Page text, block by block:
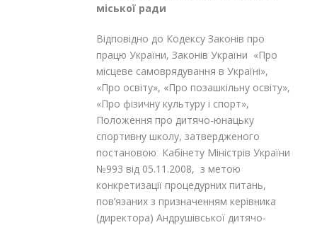
міської ради
Відповідно до Кодексу Законів про
працю України, Законів України «Про
місцеве самоврядування в Україні»,
«Про освіту», «Про позашкільну освіту»,
«Про фізичну культуру і спорт»,
Положення про дитячо-юнацьку
спортивну школу, затвердженого
постановою Кабінету Міністрів України
№993 від 05.11.2008, з метою
конкретизації процедурних питань,
пов’язаних з призначенням керівника
(директора) Андрушівської дитячо-